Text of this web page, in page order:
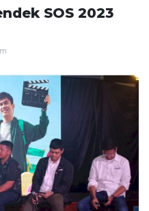
SOS 2023